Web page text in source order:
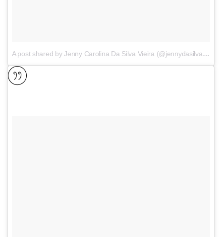
A post shared by Jenny Carolina Da Silva Vieira (@jennydasilva)on